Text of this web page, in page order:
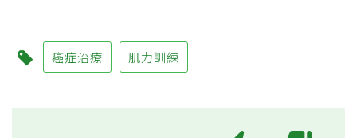
癌症治療 肌力訓練